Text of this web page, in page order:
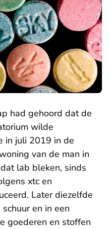
had gehoord dat de
wilde
in juli 2019 in de
van de man in
lab bleken, sinds
xtc en
Later diezelfde
en in een
goederen en stoffen